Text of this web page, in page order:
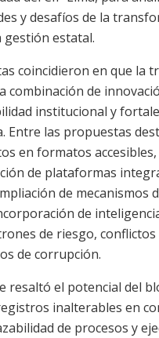
y desafíos de la
gestión estatal.
coincidieron en que la
combinación de
institucional y
Entre las propuestas
en formatos accesibles,
de plataformas
de mecanismos
de
de riesgo,
de corrupción.
resaltó el potencial del
inalterables en
de procesos y